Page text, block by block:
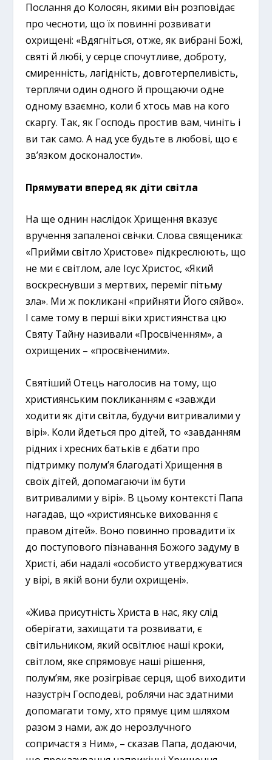
Послання до Колосян, якими він розповідає
про чесноти, що їх повинні розвивати
охрищені: «Вдягніться, отже, як вибрані Божі,
святі й любі, у серце спочутливе, доброту,
смиренність, лагідність, довготерпеливість,
терплячи один одного й прощаючи одне
одному взаємно, коли б хтось мав на кого
скаргу. Так, як Господь простив вам, чиніть і
ви так само. А над усе будьте в любові, що є
зв’язком досконалости».
Прямувати вперед як діти світла
На ще однин наслідок Хрищення вказує
вручення запаленої свічки. Слова священика:
«Прийми світло Христове» підкреслюють, що
не ми є світлом, але Ісус Христос, «Який
воскреснувши з мертвих, переміг пітьму
зла». Ми ж покликані «прийняти Його сяйво».
І саме тому в перші віки християнства цю
Святу Тайну називали «Просвіченням», а
охрищених – «просвіченими».
Святіший Отець наголосив на тому, що
християнським покликанням є «завжди
ходити як діти світла, будучи витривалими у
вірі». Коли йдеться про дітей, то «завданням
рідних і хресних батьків є дбати про
підтримку полум’я благодаті Хрищення в
своїх дітей, допомагаючи їм бути
витривалими у вірі». В цьому контексті Папа
нагадав, що «християнське виховання є
правом дітей». Воно повинно провадити їх
до поступового пізнавання Божого задуму в
Христі, аби надалі «особисто утверджуватися
у вірі, в якій вони були охрищені».
«Жива присутність Христа в нас, яку слід
оберігати, захищати та розвивати, є
світильником, який освітлює наші кроки,
світлом, яке спрямовує наші рішення,
полум’ям, яке розігріває серця, щоб виходити
назустріч Господеві, роблячи нас здатними
допомагати тому, хто прямує цим шляхом
разом з нами, аж до нерозлучного
сопричастя з Ним», – сказав Папа, додаючи,